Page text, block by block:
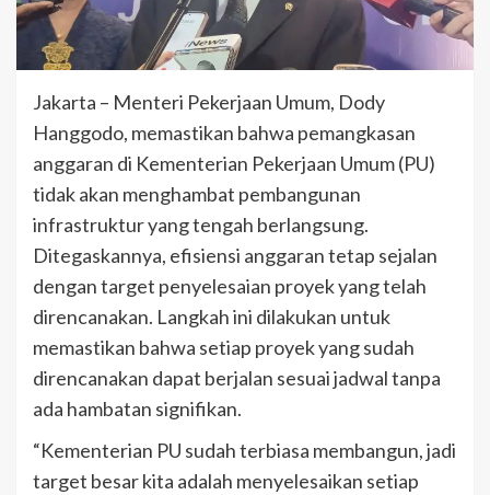
Jakarta – Menteri Pekerjaan Umum, Dody
Hanggodo, memastikan bahwa pemangkasan
anggaran di Kementerian Pekerjaan Umum (PU)
tidak akan menghambat pembangunan
infrastruktur yang tengah berlangsung.
Ditegaskannya, efisiensi anggaran tetap sejalan
dengan target penyelesaian proyek yang telah
direncanakan. Langkah ini dilakukan untuk
memastikan bahwa setiap proyek yang sudah
direncanakan dapat berjalan sesuai jadwal tanpa
ada hambatan signifikan.
“Kementerian PU sudah terbiasa membangun, jadi
target besar kita adalah menyelesaikan setiap